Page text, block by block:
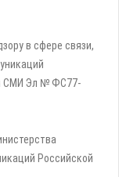
в сфере связи,
СМИ Эл № ФС77-
Российской